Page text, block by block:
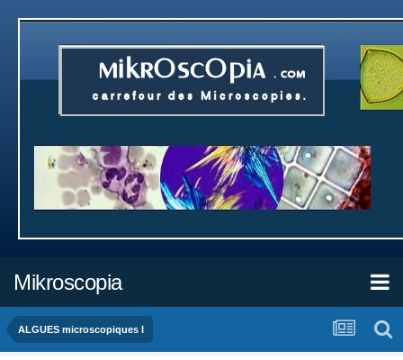
Mikroscopia
ALGUES microscopiques I